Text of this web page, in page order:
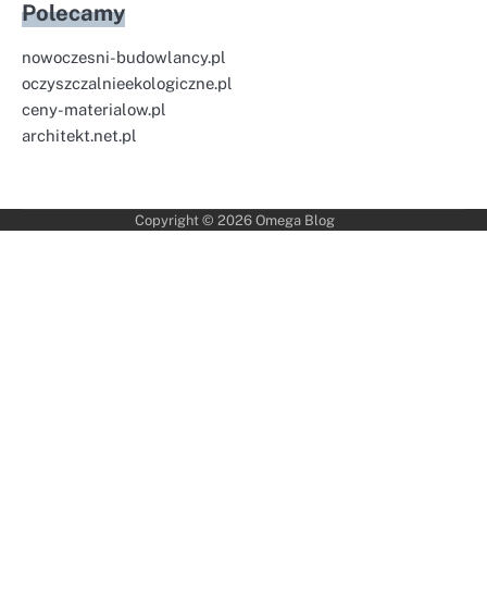
Polecamy
nowoczesni-budowlancy.pl
oczyszczalnieekologiczne.pl
ceny-materialow.pl
architekt.net.pl
Copyright © 2026 Omega Blog